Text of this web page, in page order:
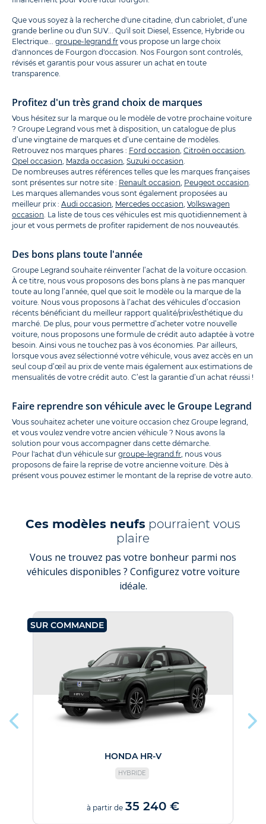
Que vous soyez à la recherche d'une citadine, d'un cabriolet, d’une
grande berline ou d'un SUV... Qu'il soit Diesel, Essence, Hybride ou
Electrique... groupe-legrand.fr vous propose un large choix
d'annonces de Fourgon d'occasion. Nos Fourgon sont controlés,
révisés et garantis pour vous assurer un achat en toute
transparence.
Profitez d'un très grand choix de marques
Vous hésitez sur la marque ou le modèle de votre prochaine voiture
? Groupe Legrand vous met à disposition, un catalogue de plus
d’une vingtaine de marques et d’une centaine de modèles.
Retrouvez nos marques phares : Ford occasion Citroën occasion
Opel occasion Mazda occasion Suzuki occasion
De nombreuses autres références telles que les marques françaises
sont présentes sur notre site : Renault occasion Peugeot occasion
Les marques allemandes vous sont également proposées au
meilleur prix : Audi occasion Mercedes occasion Volkswagen
occasion . La liste de tous ces véhicules est mis quotidiennement à
jour et vous permets de profiter rapidement de nos nouveautés.
Des bons plans toute l'année
Groupe Legrand souhaite réinventer l’achat de la voiture occasion.
À ce titre, nous vous proposons des bons plans à ne pas manquer
toute au long l’année, quel que soit le modèle ou la marque de la
voiture. Nous vous proposons à l’achat des véhicules d’occasion
récents bénéficiant du meilleur rapport qualité/prix/esthétique du
marché. De plus, pour vous permettre d’acheter votre nouvelle
voiture, nous proposons une formule de crédit auto adaptée à votre
besoin. Ainsi vous ne touchez pas à vos économies. Par ailleurs,
lorsque vous avez sélectionné votre véhicule, vous avez accès en un
seul coup d’œil au prix de vente mais également aux estimations de
mensualités de votre crédit auto. C’est la garantie d’un achat réussi !
Faire reprendre son véhicule avec le Groupe Legrand
Vous souhaitez acheter une voiture occasion chez Groupe legrand,
et vous voulez vendre votre ancien véhicule ? Nous avons la
solution pour vous accompagner dans cette démarche.
Pour l'achat d'un véhicule sur groupe-legrand.fr , nous vous
proposons de faire la reprise de votre ancienne voiture. Dès à
présent vous pouvez estimer le montant de la reprise de votre auto.
Ces modèles neufs pourraient vous
plaire
Vous ne trouvez pas votre bonheur parmi nos
véhicules disponibles ? Configurez votre voiture
idéale.
SUR COMMANDE
HONDA HR-V
HYBRIDE
à partir de 35 240 €